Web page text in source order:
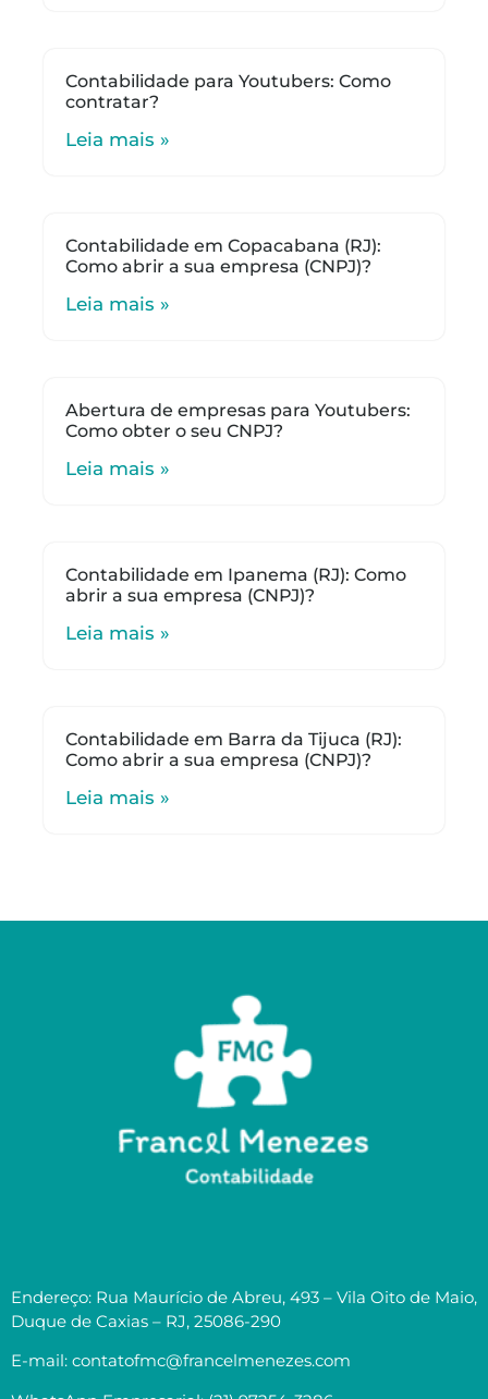
Contabilidade para Youtubers: Como
contratar?
Leia mais »
Contabilidade em Copacabana (RJ):
Como abrir a sua empresa (CNPJ)?
Leia mais »
Abertura de empresas para Youtubers:
Como obter o seu CNPJ?
Leia mais »
Contabilidade em Ipanema (RJ): Como
abrir a sua empresa (CNPJ)?
Leia mais »
Contabilidade em Barra da Tijuca (RJ):
Como abrir a sua empresa (CNPJ)?
Leia mais »
Endereço: Rua Maurício de Abreu, 493 – Vila Oito de Maio,
Duque de Caxias – RJ, 25086-290
E-mail: contatofmc@francelmenezes.com